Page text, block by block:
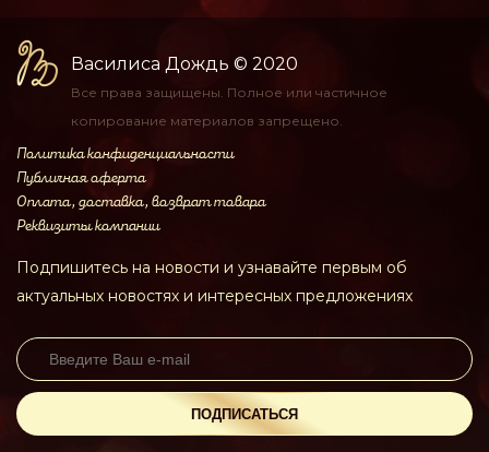
Василиса Дождь © 2020
Все права защищены. Полное или частичное
копирование материалов запрещено.
Политика конфиденциальности
Публичная оферта
Оплата, доставка, возврат товара
Реквизиты компании
Подпишитесь на новости и узнавайте первым об
актуальных новостях и интересных предложениях
ПОДПИСАТЬСЯ